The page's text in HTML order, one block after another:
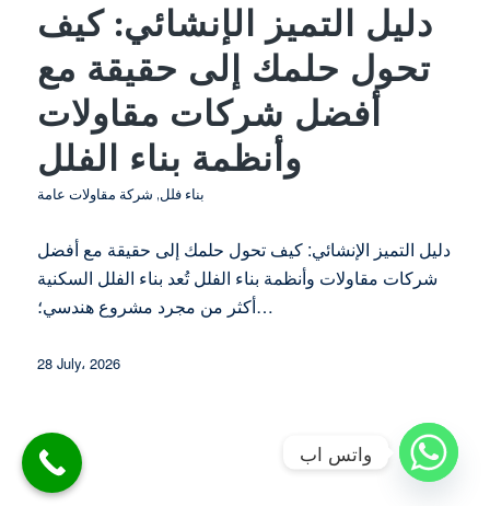
دليل التميز الإنشائي: كيف
تحول حلمك إلى حقيقة مع
أفضل شركات مقاولات
وأنظمة بناء الفلل
بناء فلل, شركة مقاولات عامة
دليل التميز الإنشائي: كيف تحول حلمك إلى حقيقة مع أفضل
شركات مقاولات وأنظمة بناء الفلل تُعد بناء الفلل السكنية
أكثر من مجرد مشروع هندسي؛…
28 July، 2026
واتس اب